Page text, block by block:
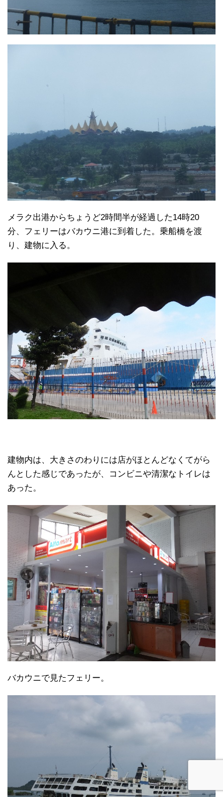
メラク出港からちょうど2時間半が経過した14時20
分、フェリーはバカウニ港に到着した。乗船橋を渡
り、建物に入る。
建物内は、大きさのわりには店がほとんどなくてがら
んとした感じであったが、コンビニや清潔なトイレは
あった。
バカウニで見たフェリー。